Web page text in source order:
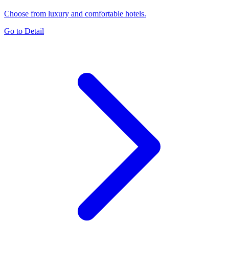
Choose from luxury and comfortable hotels.
Go to Detail